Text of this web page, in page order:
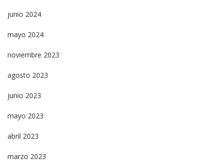
junio 2024
mayo 2024
noviembre 2023
agosto 2023
junio 2023
mayo 2023
abril 2023
marzo 2023